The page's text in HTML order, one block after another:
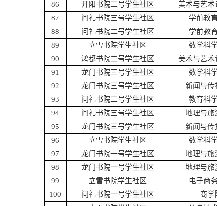
86
开阳书院二号学生社区
美术与艺术
87
问礼书院三号学生社区
学前教
88
问礼书院二号学生社区
学前教
89
立雪书院学生社区
数学科
90
鸿都书院二号学生社区
美术与艺术
91
龙门书院三号学生社区
数学科
92
龙门书院三号学生社区
新闻与传
93
问礼书院二号学生社区
教育科
94
问礼书院三号学生社区
地理与旅
95
龙门书院三号学生社区
新闻与传
96
立雪书院学生社区
数学科
97
龙门书院一号学生社区
地理与旅
98
龙门书院一号学生社区
地理与旅
99
立雪书院学生社区
电子商
100
问礼书院一号学生社区
商学